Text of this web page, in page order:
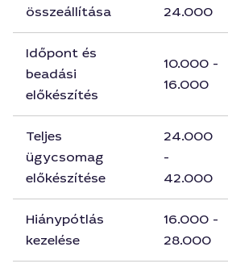
összeállítása
24.000
Időpont és
beadási
előkészítés
10.000 -
16.000
Teljes
ügycsomag
előkészítése
24.000
-
42.000
Hiánypótlás
kezelése
16.000 -
28.000